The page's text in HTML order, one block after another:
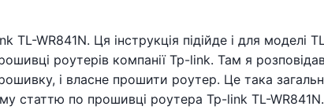
WR841N. Ця інструкція підійде і для моделі
роутерів компанії Tp-link. Там я
і власне прошити роутер. Це така
статтю по прошивці роутера Tp-link TL-WR841N.